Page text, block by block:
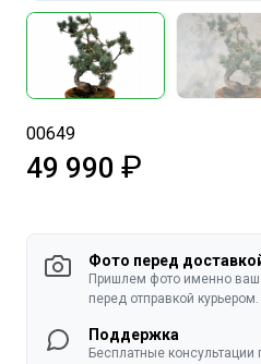
00649
49 990
Фото перед
Пришлем фото именно
перед отправкой курьером.
Поддержка
Бесплатные